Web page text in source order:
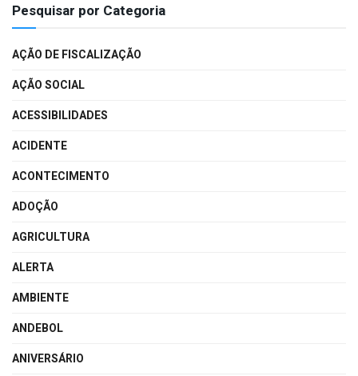
Pesquisar por Categoria
AÇÃO DE FISCALIZAÇÃO
AÇÃO SOCIAL
ACESSIBILIDADES
ACIDENTE
ACONTECIMENTO
ADOÇÃO
AGRICULTURA
ALERTA
AMBIENTE
ANDEBOL
ANIVERSÁRIO